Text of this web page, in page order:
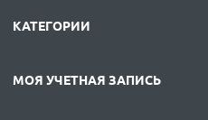
КАТЕГОРИИ
МОЯ УЧЕТНАЯ ЗАПИСЬ